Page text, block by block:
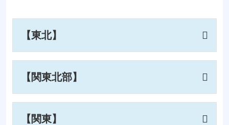
【東北】
【関東北部】
【関東】